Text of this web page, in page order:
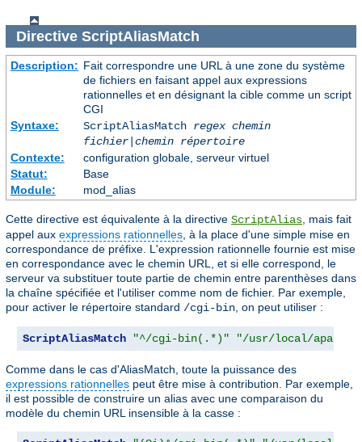
Directive ScriptAliasMatch
Description: Fait correspondre une URL à une zone du système
de fichiers en faisant appel aux expressions
rationnelles et en désignant la cible comme un script
CGI
Syntaxe:
ScriptAliasMatch regex chemin
fichier| chemin répertoire
Contexte:
configuration globale, serveur virtuel
Statut:
Base
Module:
mod_alias
Cette directive est équivalente à la directive ScriptAlias, mais fait
appel aux expressions rationnelles, à la place d'une simple mise en
correspondance de préfixe. L'expression rationnelle fournie est mise
en correspondance avec le chemin URL, et si elle correspond, le
serveur va substituer toute partie de chemin entre parenthèses dans
la chaîne spécifiée et l'utiliser comme nom de fichier. Par exemple,
pour activer le répertoire standard /cgi-bin, on peut utiliser :
ScriptAliasMatch "^/cgi-bin(.*)" "/usr/local/apache/
Comme dans le cas d'AliasMatch, toute la puissance des
expressions rationnelles peut être mise à contribution. Par exemple,
il est possible de construire un alias avec une comparaison du
modèle du chemin URL insensible à la casse :